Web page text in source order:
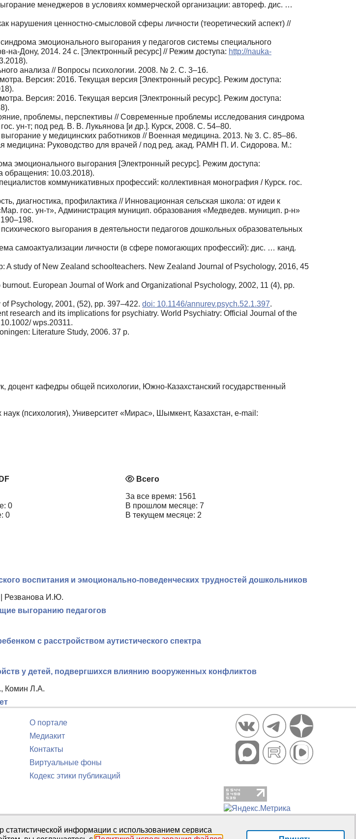
менеджеров в условиях коммерческой организации: автореф. дис. …
нарушения ценностно-смысловой сферы личности (теоретический аспект) //
эмоционального выгорания у педагогов системы специального
Дону, 2014. 24 с. [Электронный ресурс] // Режим доступа: http://nauka-
анализа // Вопросы психологии. 2008. № 2. С. 3–16.
Версия: 2016. Текущая версия [Электронный ресурс]. Режим доступа:
Версия: 2016. Текущая версия [Электронный ресурс]. Режим доступа:
проблемы, перспективы // Современные проблемы исследования синдрома
ун-т; под ред. В. В. Лукьянова [и др.]. Курск, 2008. С. 54–80.
у медицинских работников // Военная медицина. 2013. № 3. С. 85–86.
Руководство для врачей / под ред. акад. РАМН П. И. Сидорова. М.:
эмоционального выгорания [Электронный ресурс]. Режим доступа:
обращения: 10.03.2018).
коммуникативных профессий: коллективная монография / Курск. гос.
диагностика, профилактика // Инновационная сельская школа: от идеи к
гос. ун-т», Администрация муницип. образования «Медведев. муницип. р‑н»
выгорания в деятельности педагогов дошкольных образовательных
самоактуализации личности (в сфере помогающих профессий): дис. … канд.
A study of New Zealand schoolteachers. New Zealand Journal of Psychology, 2016, 45
European Journal of Work and Organizational Psychology, 2002, 11 (4), pp.
Psychology, 2001, (52), pp. 397–422. doi: 10.1146/annurev.psych.52.1.397.
research and its implications for psychiatry. World Psychiatry: Official Journal of the
wps.20311.
Literature Study, 2006. 37 p.
доцент кафедры общей психологии, Южно-Казахстанский государственный
наук (психология), Университет «Мирас», Шымкент, Казахстан, e-mail:
0
0
Всего
За все время: 1561
В прошлом месяце: 7
В текущем месяце: 2
воспитания и эмоционально-поведенческих трудностей дошкольников
Резванова И.Ю.
выгоранию педагогов
с расстройством аутистического спектра
у детей, подвергшихся влиянию вооруженных конфликтов
Комин Л.А.
О портале
Медиакит
Контакты
Виртуальные фоны
Кодекс этики публикаций
информации с использованием сервиса